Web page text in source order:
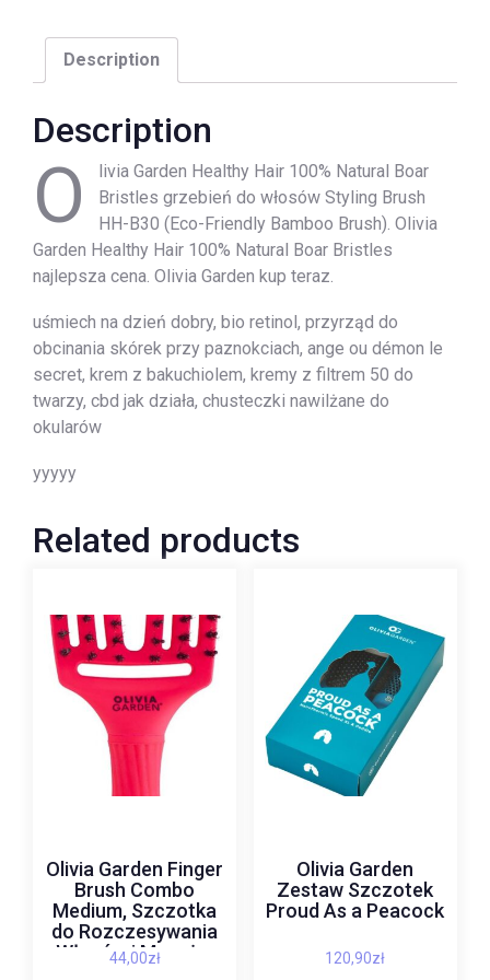
Description
Description
O
livia Garden Healthy Hair 100% Natural Boar
Bristles grzebień do włosów Styling Brush
HH-B30 (Eco-Friendly Bamboo Brush). Olivia
Garden Healthy Hair 100% Natural Boar Bristles
najlepsza cena. Olivia Garden kup teraz.
uśmiech na dzień dobry, bio retinol, przyrząd do
obcinania skórek przy paznokciach, ange ou démon le
secret, krem z bakuchiolem, kremy z filtrem 50 do
twarzy, cbd jak działa, chusteczki nawilżane do
okularów
yyyyy
Related products
Olivia Garden Finger
Brush Combo
Medium, Szczotka
do Rozczesywania
Włosów i Masażu,
Włosie Dzika, Neon
44,00zł
Olivia Garden
Zestaw Szczotek
Proud As a Peacock
120,90zł